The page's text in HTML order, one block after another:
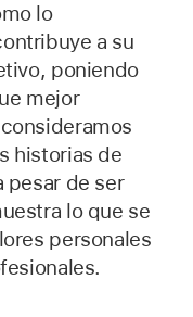
lo
a su
poniendo
mejor
historias de
pesar de ser
lo que se
personales